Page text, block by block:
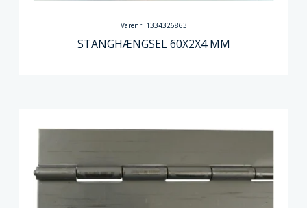
Varenr. 1334326863
STANGHÆNGSEL 60X2X4 MM